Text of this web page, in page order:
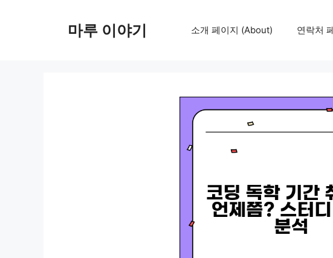
마루 이야기 소개 페이지 (About) 연락처